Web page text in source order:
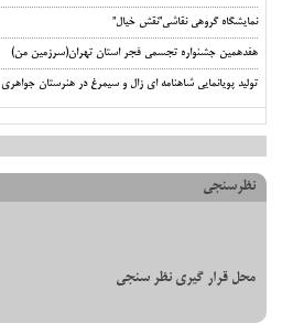
نمایشگاه گروهی نقاشی”نقش خیال”
هفدهمین جشنواره تجسمی فجر استان تهران(سرزمین من)
تولید پویانمایی شاهنامه ای زال و سیمرغ در هنرستان جواهری
نظرسنجی
محل قرار گیری نظر سنجی